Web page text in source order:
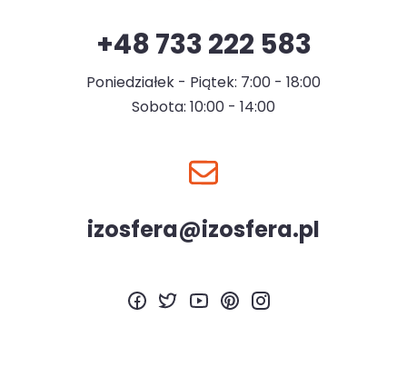
+48 733 222 583
Poniedziałek - Piątek: 7:00 - 18:00
Sobota: 10:00 - 14:00
izosfera@izosfera.pl